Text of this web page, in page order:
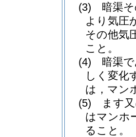
(3)
暗渠
より気圧
その他気
こと。
(4)
暗渠
しく変化
は，マン
(5)
ます
はマンホ
ること。